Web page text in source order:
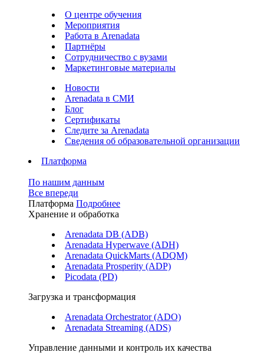
О центре обучения
Мероприятия
Работа в Arenadata
Партнёры
Сотрудничество с вузами
Маркетинговые материалы
Новости
Arenadata в СМИ
Блог
Сертификаты
Следите за Аrenadata
Сведения об образовательной организации
Платформа
По нашим данным
Все впереди
Платформа Подробнее
Хранение и обработка
Arenadata DB (ADB)
Arenadata Hyperwave (ADH)
Arenadata QuickMarts (ADQM)
Arenadata Prosperity (ADP)
Picodata (PD)
Загрузка и трансформация
Arenadata Orchestrator (ADO)
Arenadata Streaming (ADS)
Управление данными и контроль их качества